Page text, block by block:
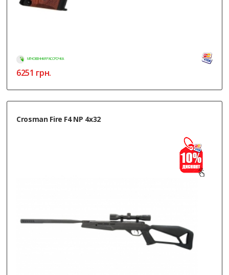
МГНОВЕННАЯ РАССРОЧКА
6251 грн.
Crosman Fire F4 NP 4x32